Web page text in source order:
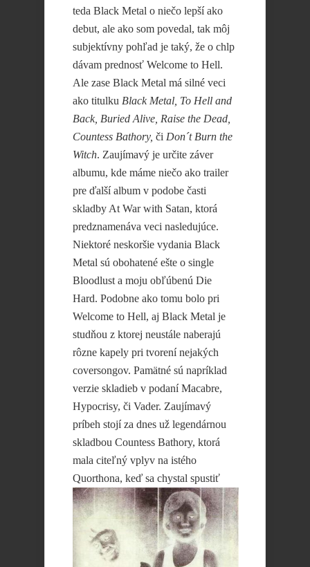
teda Black Metal o niečo lepší ako
debut, ale ako som povedal, tak môj
subjektívny pohľad je taký, že o chlp
dávam prednosť Welcome to Hell.
Ale zase Black Metal má silné veci
ako titulku Black Metal, To Hell and
Back, Buried Alive, Raise the Dead,
Countess Bathory, či Don´t Burn the
Witch. Zaujímavý je určite záver
albumu, kde máme niečo ako trailer
pre ďalší album v podobe časti
skladby At War with Satan, ktorá
predznamenáva veci nasledujúce.
Niektoré neskoršie vydania Black
Metal sú obohatené ešte o single
Bloodlust a moju obľúbenú Die
Hard. Podobne ako tomu bolo pri
Welcome to Hell, aj Black Metal je
studňou z ktorej neustále naberajú
rôzne kapely pri tvorení nejakých
coversongov. Pamätné sú napríklad
verzie skladieb v podaní Macabre,
Hypocrisy, či Vader. Zaujímavý
príbeh stojí za dnes už legendárnou
skladbou Countess Bathory, ktorá
mala citeľný vplyv na istého
Quorthona, keď sa chystal spustiť